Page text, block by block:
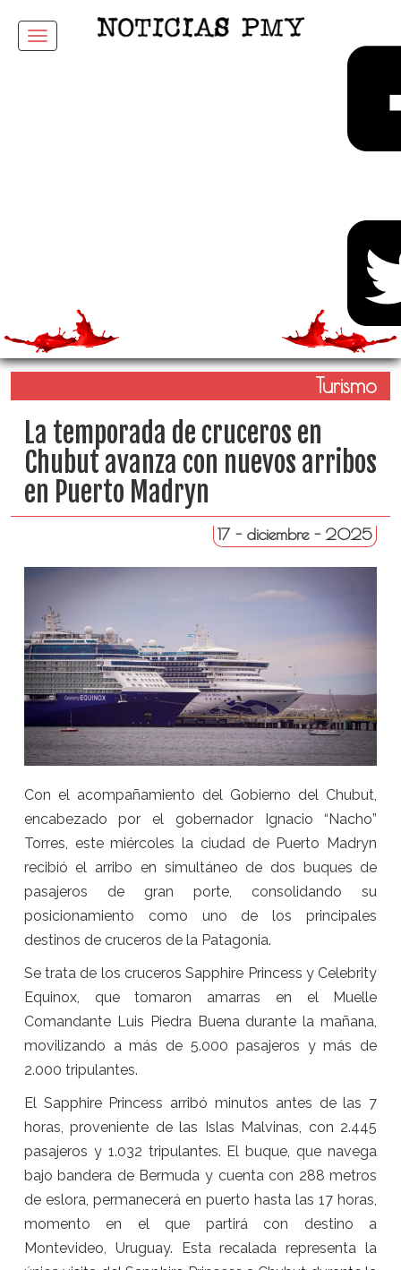
Menu
Turismo
La temporada de cruceros en
Chubut avanza con nuevos arribos
en Puerto Madryn
17 - diciembre - 2025
Con el acompañamiento del Gobierno del Chubut,
encabezado por el gobernador Ignacio “Nacho”
Torres, este miércoles la ciudad de Puerto Madryn
recibió el arribo en simultáneo de dos buques de
pasajeros de gran porte, consolidando su
posicionamiento como uno de los principales
destinos de cruceros de la Patagonia.
Se trata de los cruceros Sapphire Princess y Celebrity
Equinox, que tomaron amarras en el Muelle
Comandante Luis Piedra Buena durante la mañana,
movilizando a más de 5.000 pasajeros y más de
2.000 tripulantes.
El Sapphire Princess arribó minutos antes de las 7
horas, proveniente de las Islas Malvinas, con 2.445
pasajeros y 1.032 tripulantes. El buque, que navega
bajo bandera de Bermuda y cuenta con 288 metros
de eslora, permanecerá en puerto hasta las 17 horas,
momento en el que partirá con destino a
Montevideo, Uruguay. Esta recalada representa la